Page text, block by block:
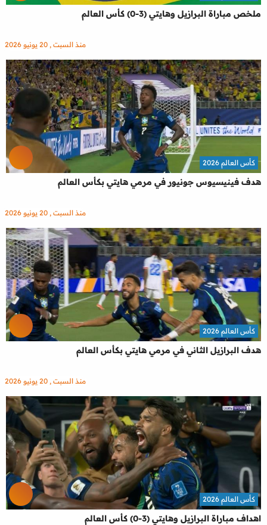
ملخص مباراة البرازيل وهايتي (3-0) كأس العالم
منذ السبت , 20 يونيو 2026
هدف فينيسيوس جونيور في مرمي هايتي بكأس العالم
كأس العالم 2026
منذ السبت , 20 يونيو 2026
هدف البرازيل الثاني في مرمي هايتي بكأس العالم
كأس العالم 2026
منذ السبت , 20 يونيو 2026
اهداف مباراة البرازيل وهايتي (3-0) كأس العالم
كأس العالم 2026